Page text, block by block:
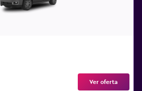
Ver oferta